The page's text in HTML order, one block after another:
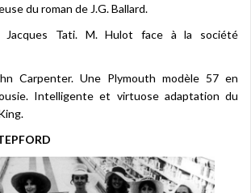
du roman de J.G. Ballard.
Tati. M. Hulot face à la société
Carpenter. Une Plymouth modèle 57 en
Intelligente et virtuose adaptation du